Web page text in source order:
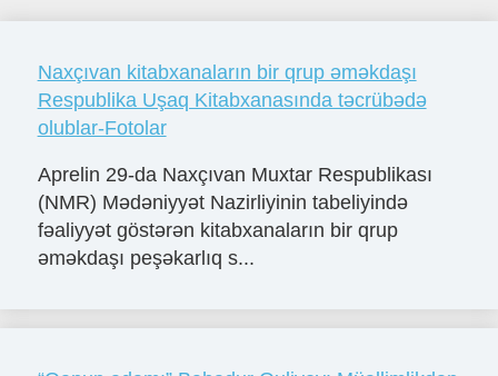
Naxçıvan kitabxanaların bir qrup əməkdaşı
Respublika Uşaq Kitabxanasında təcrübədə
olublar-Fotolar
Aprelin 29-da Naxçıvan Muxtar Respublikası
(NMR) Mədəniyyət Nazirliyinin tabeliyində
fəaliyyət göstərən kitabxanaların bir qrup
əməkdaşı peşəkarlıq s...